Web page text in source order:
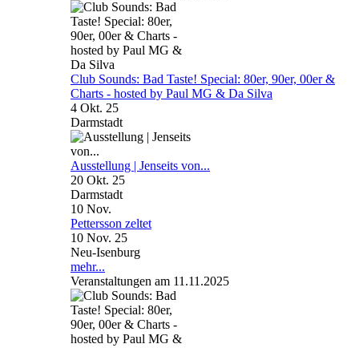
Club Sounds: Bad Taste! Special: 80er, 90er, 00er &
Charts - hosted by Paul MG & Da Silva
4 Okt. 25
Darmstadt
Ausstellung | Jenseits von...
20 Okt. 25
Darmstadt
10 Nov.
Pettersson zeltet
10 Nov. 25
Neu-Isenburg
mehr...
Veranstaltungen am 11.11.2025